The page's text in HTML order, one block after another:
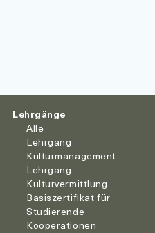
Lehrgänge
Alle
Lehrgang
Kulturmanagement
Lehrgang
Kulturvermittlung
Basiszertifikat für
Studierende
Kooperationen